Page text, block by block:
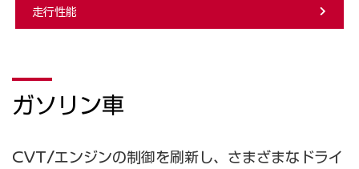
走行性能
ガソリン車
CVT/エンジンの制御を刷新し、さまざまなドライ